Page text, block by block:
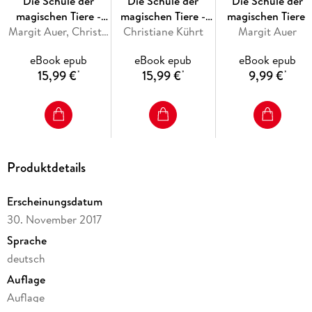
neuen Abenteuer starke Nerven! Es wird spannend! Und wie
immer gibt es viele Bilder, viele kurze Kapitel und ganz viel
Lesespaß! Der neue Band der Bestseller-Reihe - schon jetzt
ein Kinderbuchklassiker!
magischen Tiere -
Das Backbuch
Margit Auer, Christiane Kührt
eBook epub
15,99 €*
magischen Tiere -
Das Kochbuch
Christiane Kührt
eBook epub
15,99 €*
magischen Tiere:
Eingeschneit! Ein
Margit Auer
eBook epub
9,99 €*
Produktdetails
Erscheinungsdatum
30. November 2017
Sprache
deutsch
Auflage
Auflage